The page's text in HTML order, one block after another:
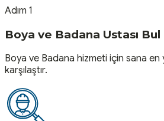
Adım 1
Boya ve Badana Ustası Bul
Boya ve Badana hizmeti için sana en
karşılaştır.